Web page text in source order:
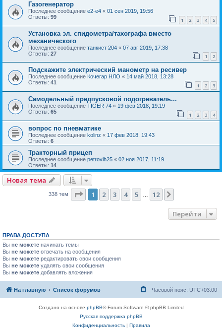
Газогенератор
Последнее сообщение e2-e4 « 01 сен 2019, 19:56
Ответы: 99 1 2 3 4 5
Установка эл. спидометра/тахографа вместо
механического
Последнее сообщение танкист 204 « 07 авг 2019, 17:38
Ответы: 27 1 2
Подскажите электрический манометр на ресивер
Последнее сообщение Кочегар НЛО « 14 май 2018, 13:28
Ответы: 41 1 2 3
Самодельный предпусковой подогреватель...
Последнее сообщение TIGER 74 « 19 фев 2018, 19:19
Ответы: 65 1 2 3 4
вопрос по пневматике
Последнее сообщение kolinz « 17 фев 2018, 19:43
Ответы: 6
Тракторный прицеп
Последнее сообщение petrovih25 « 02 ноя 2017, 11:19
Ответы: 14
Новая тема
338 тем Страница из 12
1 2 3 4 5 12
Перейти
ПРАВА ДОСТУПА
Вы не можете начинать темы
Вы не можете отвечать на сообщения
Вы не можете редактировать свои сообщения
Вы не можете удалять свои сообщения
Вы не можете добавлять вложения
На главную Список форумов Часовой пояс: UTC+03:00
Создано на основе phpBB® Forum Software © phpBB Limited
Русская поддержка phpBB
Конфиденциальность| Правила